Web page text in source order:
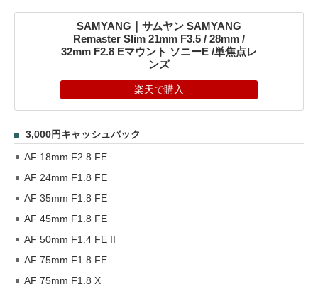
SAMYANG｜サムヤン SAMYANG
Remaster Slim 21mm F3.5 / 28mm /
32mm F2.8 Eマウント ソニーE /単焦点レ
ンズ
楽天で購入
3,000円キャッシュバック
AF 18mm F2.8 FE
AF 24mm F1.8 FE
AF 35mm F1.8 FE
AF 45mm F1.8 FE
AF 50mm F1.4 FE II
AF 75mm F1.8 FE
AF 75mm F1.8 X